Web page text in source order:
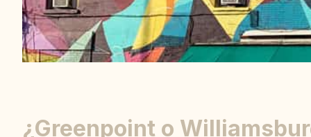
¿Greenpoint o